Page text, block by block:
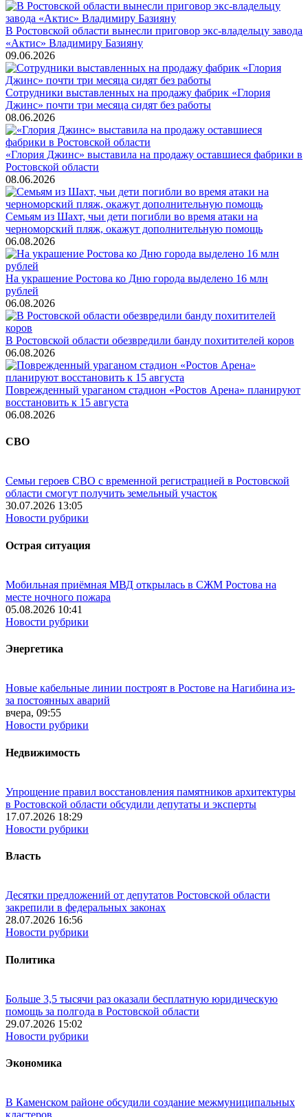
В Ростовской области вынесли приговор экс-владельцу завода
«Актис» Владимиру Базияну
09.06.2026
Сотрудники выставленных на продажу фабрик «Глория
Джинс» почти три месяца сидят без работы
08.06.2026
«Глория Джинс» выставила на продажу оставшиеся фабрики в
Ростовской области
08.06.2026
Семьям из Шахт, чьи дети погибли во время атаки на
черноморский пляж, окажут дополнительную помощь
06.08.2026
На украшение Ростова ко Дню города выделено 16 млн
рублей
06.08.2026
В Ростовской области обезвредили банду похитителей коров
06.08.2026
Поврежденный ураганом стадион «Ростов Арена» планируют
восстановить к 15 августа
06.08.2026
СВО
Семьи героев СВО с временной регистрацией в Ростовской
области смогут получить земельный участок
30.07.2026 13:05
Новости рубрики
Острая ситуация
Мобильная приёмная МВД открылась в СЖМ Ростова на
месте ночного пожара
05.08.2026 10:41
Новости рубрики
Энергетика
Новые кабельные линии построят в Ростове на Нагибина из-
за постоянных аварий
вчера, 09:55
Новости рубрики
Недвижимость
Упрощение правил восстановления памятников архитектуры
в Ростовской области обсудили депутаты и эксперты
17.07.2026 18:29
Новости рубрики
Власть
Десятки предложений от депутатов Ростовской области
закрепили в федеральных законах
28.07.2026 16:56
Новости рубрики
Политика
Больше 3,5 тысячи раз оказали бесплатную юридическую
помощь за полгода в Ростовской области
29.07.2026 15:02
Новости рубрики
Экономика
В Каменском районе обсудили создание межмуниципальных